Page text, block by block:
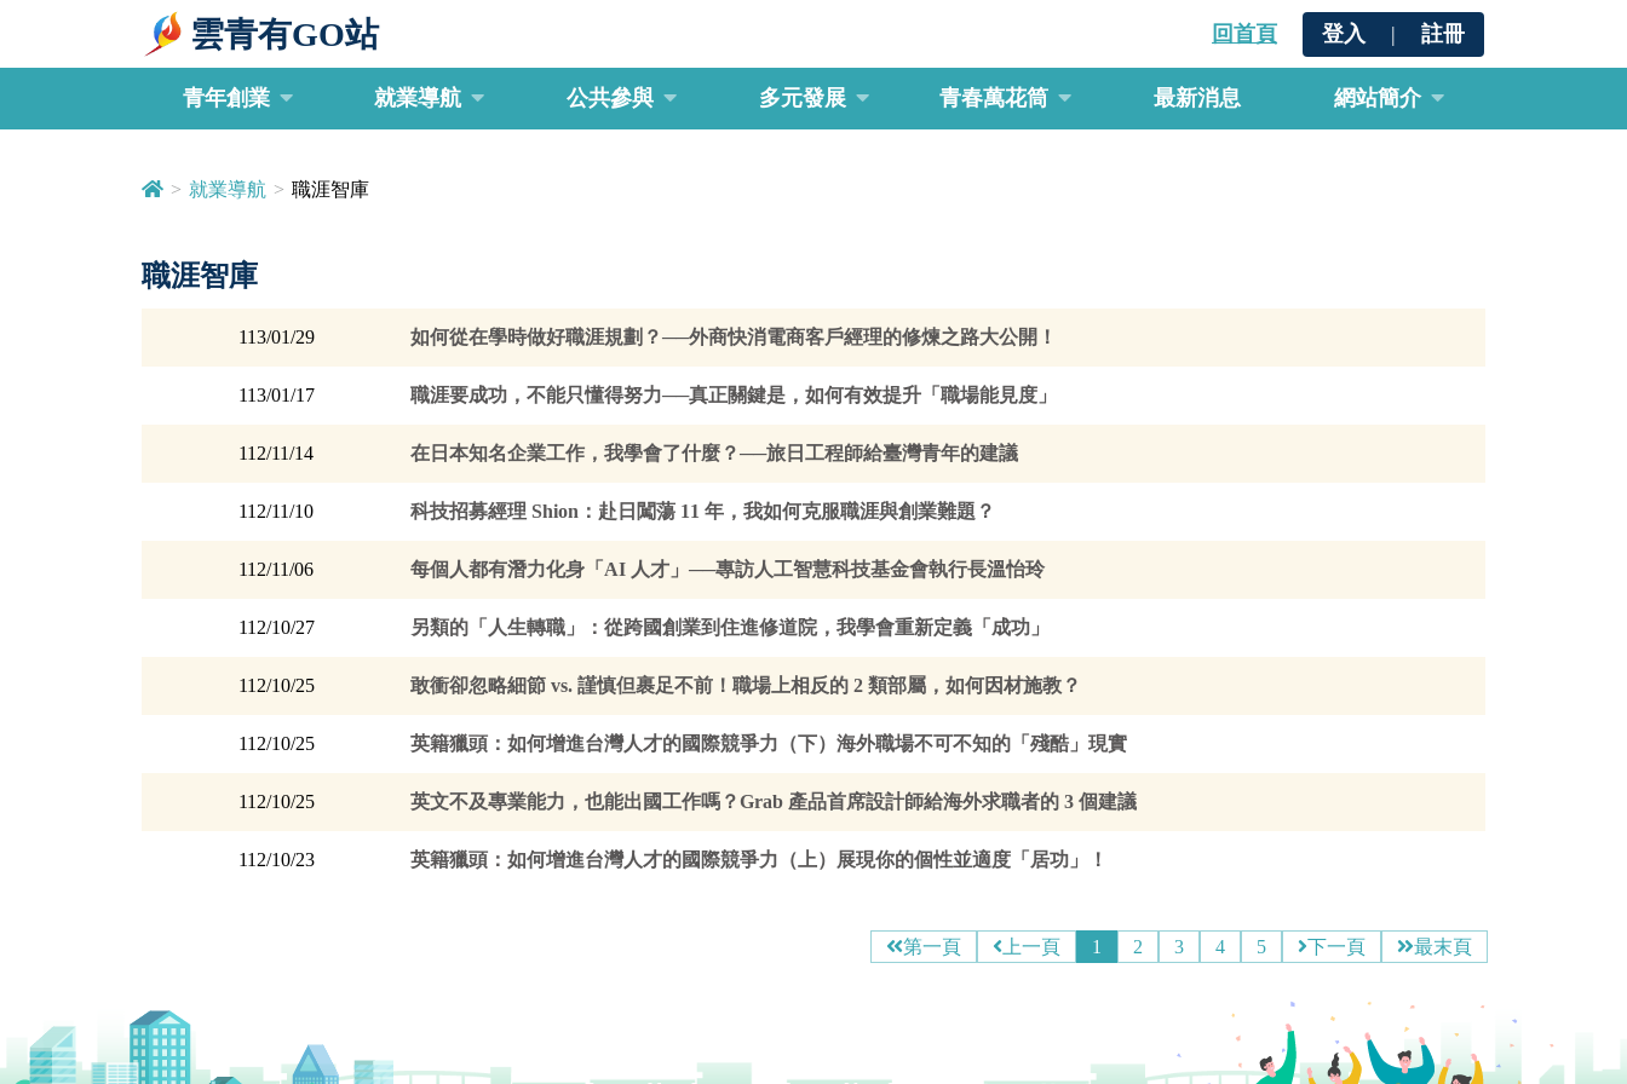
雲青有GO站 回首頁 登入 | 註冊
青年創業 就業導航 公共參與 多元發展 青春萬花筒 最新消息 網站簡介
> 就業導航 > 職涯智庫
職涯智庫
113/01/29 如何從在學時做好職涯規劃？──外商快消電商客戶經理的修煉之路大公開！
113/01/17 職涯要成功，不能只懂得努力──真正關鍵是，如何有效提升「職場能見度」
112/11/14 在日本知名企業工作，我學會了什麼？──旅日工程師給臺灣青年的建議
112/11/10 科技招募經理 Shion：赴日闖蕩 11 年，我如何克服職涯與創業難題？
112/11/06 每個人都有潛力化身「AI 人才」──專訪人工智慧科技基金會執行長溫怡玲
112/10/27 另類的「人生轉職」：從跨國創業到住進修道院，我學會重新定義「成功」
112/10/25 敢衝卻忽略細節 vs. 謹慎但裹足不前！職場上相反的 2 類部屬，如何因材施教？
112/10/25 英籍獵頭：如何增進台灣人才的國際競爭力（下）海外職場不可不知的「殘酷」現實
112/10/25 英文不及專業能力，也能出國工作嗎？Grab 產品首席設計師給海外求職者的 3 個建議
112/10/23 英籍獵頭：如何增進台灣人才的國際競爭力（上）展現你的個性並適度「居功」！
第一頁 上一頁 1 2 3 4 5 下一頁 最末頁